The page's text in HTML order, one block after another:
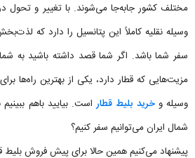
مختلف کشور جابه‌جا می‌شوند. با تغییر و تحول
وسیله نقلیه کاملاً این پتانسیل را دارد که
سفر شما باشد. اگر شما قصد داشته باشید به
مزیت‌هایی که قطار دارد، یکی از بهترین راه‌ها
وسیله وخرید بلیط قطاراست. بیایید باهم
شمال ایران می‌توانیم سفر کنیم؟
پیشنهاد می‌کنیم همین حالا برای پیش فروش بلیط